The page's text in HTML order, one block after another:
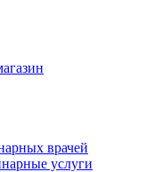
врачей
услуги